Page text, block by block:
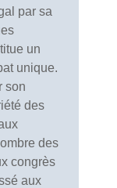
par sa
un
unique.
son
des
des
congrès
aux